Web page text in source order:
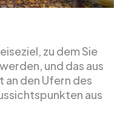
zu dem Sie
und das aus
an den Ufern des
aus